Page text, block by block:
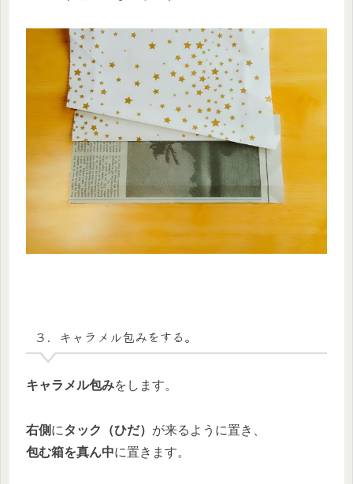
３．キャラメル包みをする。
キャラメル包みをします。
右側 にタック（ひだ） が来るように置き、
包む箱を真ん中に置きます。